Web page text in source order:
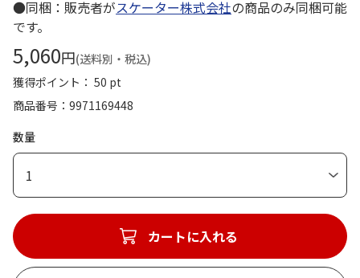
●同梱：販売者がスケーター株式会社の商品のみ同梱可能
です。
5,060円(送料別・税込)
獲得ポイント： 50 pt
商品番号
9971169448
数量
1
カートに入れる